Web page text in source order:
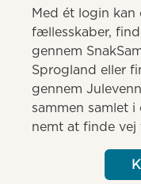
Med ét login
fællesskaber,
gennem
Sprogland eller
gennem
sammen samlet
nemt at finde